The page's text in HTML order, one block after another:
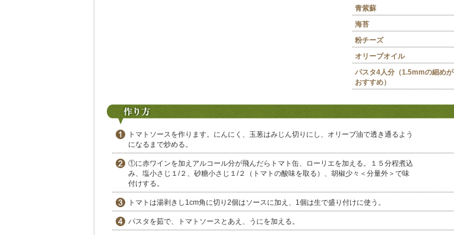
青紫蘇
海苔
粉チーズ
オリーブオイル
パスタ4人分（1.5mmの細めが
おすすめ）
トマトソースを作ります。にんにく、玉葱はみじん切りにし、オリーブ油で透き通るよう
になるまで炒める。
①に赤ワインを加えアルコール分が飛んだらトマト缶、ローリエを加える。１５分程煮込
み、塩小さじ１/２、砂糖小さじ１/２（トマトの酸味を取る）、胡椒少々＜分量外＞で味
付けする。
トマトは湯剥きし1cm角に切り2個はソースに加え、1個は生で盛り付けに使う。
パスタを茹で、トマトソースとあえ、うにを加える。